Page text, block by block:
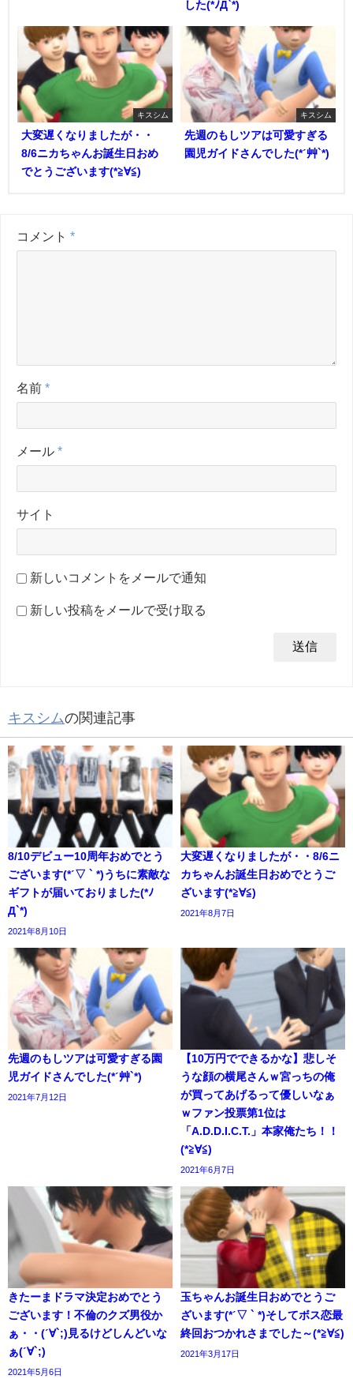
した(*ﾉД`*)
キスシム
大変遅くなりましたが・・
8/6ニカちゃんお誕生日おめ
でとうございます(*≧∀≦)
キスシム
先週のもしツアは可愛すぎる
園児ガイドさんでした(*ˊ艸`*)
コメント *
名前 *
メール *
サイト
新しいコメントをメールで通知
新しい投稿をメールで受け取る
キスシムの関連記事
8/10デビュー10周年おめでとう
ございます(*ˊ▽ ` *)うちに素敵な
ギフトが届いておりました(*ﾉ
Д`*)
2021年8月10日
大変遅くなりましたが・・8/6ニ
カちゃんお誕生日おめでとうご
ざいます(*≧∀≦)
2021年8月7日
先週のもしツアは可愛すぎる園
児ガイドさんでした(*ˊ艸`*)
2021年7月12日
【10万円でできるかな】悲しそ
うな顔の横尾さんｗ宮っちの俺
が買ってあげるって優しいなぁ
ｗファン投票第1位は
「A.D.D.I.C.T.」本家俺たち！！
(*≧∀≦)
2021年6月7日
きたーまドラマ決定おめでとう
ございます！不倫のクズ男役か
ぁ・・(ˊ∀`;)見るけどしんどいな
ぁ(ˊ∀`;)
2021年5月6日
玉ちゃんお誕生日おめでとうご
ざいます(*ˊ▽ ` *)そしてボス恋最
終回おつかれさまでした～(*≧∀≦)
2021年3月17日